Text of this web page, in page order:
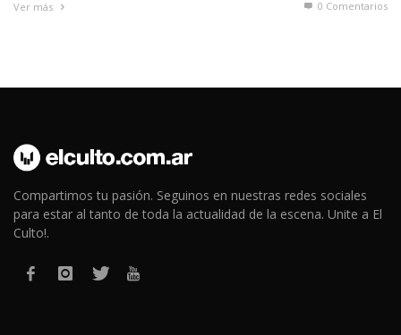
Ver más 0 Comentarios
Compartimos tu pasión. Seguinos en nuestras redes sociales
para estar al tanto de toda la actualidad de la escena. Unite a El
Culto!.